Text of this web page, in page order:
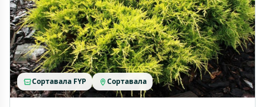
Сортавала FYP Сортавала